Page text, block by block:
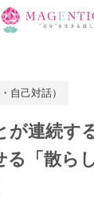
自己対話）
が連続す
る「散ら